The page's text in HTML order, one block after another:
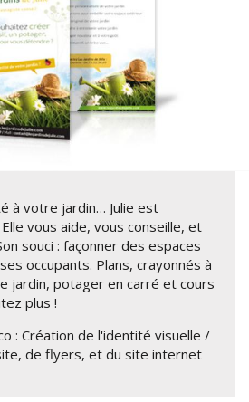
à votre jardin… Julie est
vous aide, vous conseille, et
souci : façonner des espaces
occupants. Plans, crayonnés à
jardin, potager en carré et cours
plus !
: Création de l'identité visuelle /
de flyers, et du site internet